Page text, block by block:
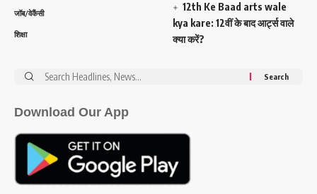
जॉब/वेकैंसी
शिक्षा
12th Ke Baad arts wale
kya kare: 12वीं के बाद आर्ट्स वाले
क्या करें?
Search
Download Our App